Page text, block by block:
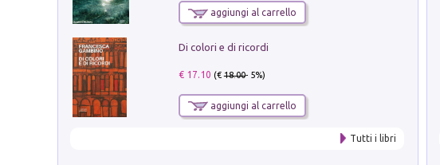
aggiungi al carrello
Di colori e di ricordi
€ 17.10 (€18.00- 5%)
aggiungi al carrello
Tutti i libri